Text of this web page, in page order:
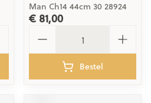
Man Ch14 44cm 30 28924
€ 81,00
Bestel